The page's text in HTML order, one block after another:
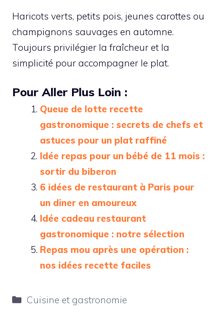
Haricots verts, petits pois, jeunes carottes ou
champignons sauvages en automne.
Toujours privilégier la fraîcheur et la
simplicité pour accompagner le plat.
Pour Aller Plus Loin :
Queue de lotte recette
gastronomique : secrets de chefs et
astuces pour un plat raffiné
Idée repas pour un bébé de 11 mois :
sortir du biberon
6 idées de restaurant à Paris pour
un diner en amoureux
Idée cadeau restaurant
gastronomique : notre sélection
Repas mou après une opération :
nos idées recette faciles
Catégories
Cuisine et gastronomie